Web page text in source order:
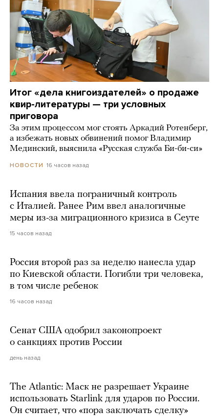
Итог «дела книгоиздателей» о продаже
квир-литературы — три условных
приговора
За этим процессом мог стоять Аркадий Ротенберг,
а избежать новых обвинений помог Владимир
Мединский, выяснила «Русская служба Би-би-си»
НОВОСТИ 16 часов назад
Испания ввела пограничный контроль
с Италией. Ранее Рим ввел аналогичные
меры из-за миграционного кризиса в Сеуте
15 часов назад
Россия второй раз за неделю нанесла удар
по Киевской области. Погибли три человека,
в том числе ребенок
16 часов назад
Сенат США одобрил законопроект
о санкциях против России
день назад
The Atlantic: Маск не разрешает Украине
использовать Starlink для ударов по России.
Он считает, что «пора заключать сделку»